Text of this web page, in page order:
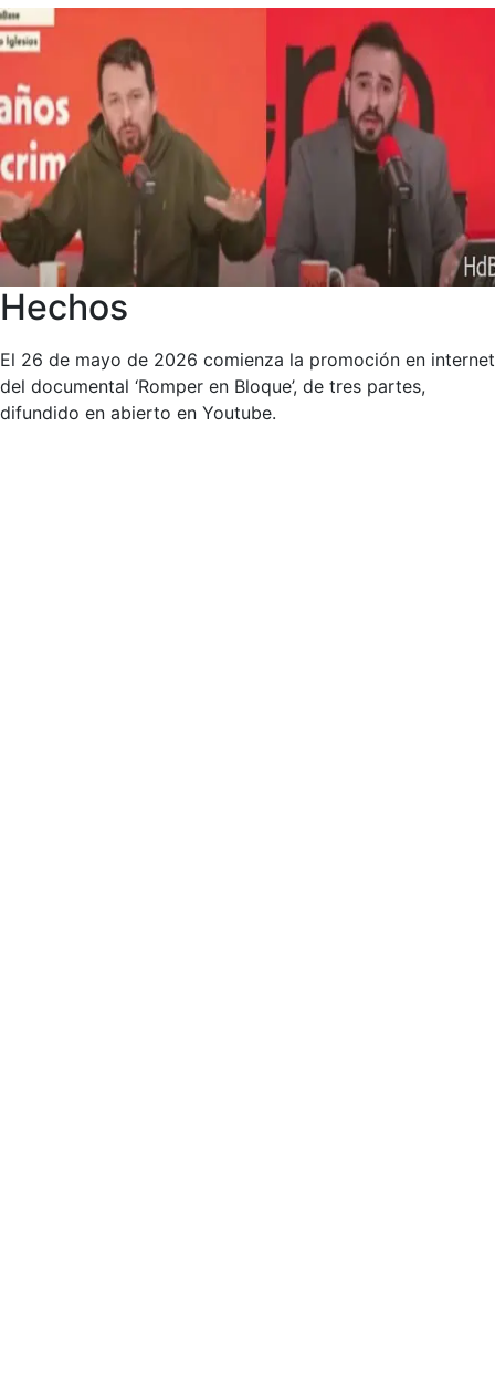
Hechos
El 26 de mayo de 2026 comienza la promoción en internet
del documental ‘Romper en Bloque’, de tres partes,
difundido en abierto en Youtube.